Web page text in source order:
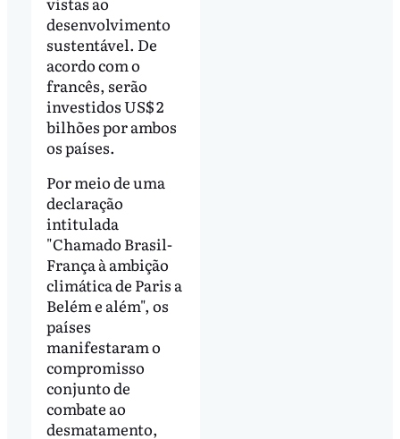
desenvolvimento
sustentável. De
acordo com o
francês, serão
investidos US$ 2
bilhões por ambos
os países.
Por meio de uma
declaração
intitulada
"Chamado Brasil-
França à ambição
climática de Paris a
Belém e além", os
países
manifestaram o
compromisso
conjunto de
combate ao
desmatamento,